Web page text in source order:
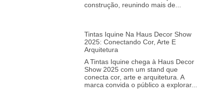
construção, reunindo mais de
Tintas Iquine Na Haus Decor Show
2025: Conectando Cor, Arte E
Arquitetura
A Tintas Iquine chega à Haus Decor
Show 2025 com um stand que
conecta cor, arte e arquitetura. A
marca convida o público a explorar